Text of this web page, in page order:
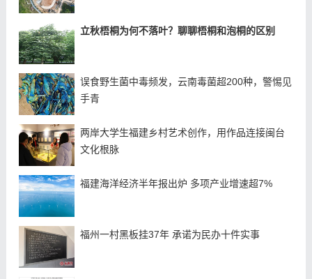
立秋梧桐为何不落叶？聊聊梧桐和泡桐的区别
误食野生菌中毒频发，云南毒菌超200种，警惕见
手青
两岸大学生福建乡村艺术创作，用作品连接闽台
文化根脉
福建海洋经济半年报出炉 多项产业增速超7%
福州一村黑板挂37年 承诺为民办十件实事